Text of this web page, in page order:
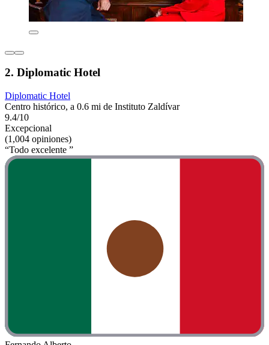
2. Diplomatic Hotel
Diplomatic Hotel
Centro histórico, a 0.6 mi de Instituto Zaldívar
9.4/10
Excepcional
(1,004 opiniones)
“Todo excelente ”